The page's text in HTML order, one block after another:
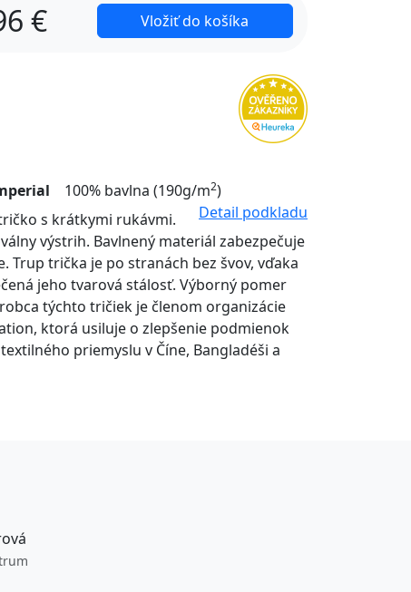
€ Vložiť do košíka
100% bavlna (190g/m2)
Detail podkladu
s krátkymi rukávmi.
výstrih. Bavlnený materiál zabezpečuje
Trup trička je po stranách bez švov, vďaka
jeho tvarová stálosť. Výborný pomer
týchto tričiek je členom organizácie
ktorá usiluje o zlepšenie podmienok
priemyslu v Číne, Bangladéši a